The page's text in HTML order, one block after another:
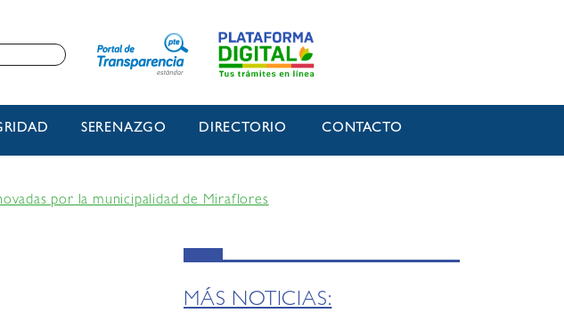
SERENAZGO DIRECTORIO CONTACTO
por la municipalidad de Miraflores
MÁS NOTICIAS: